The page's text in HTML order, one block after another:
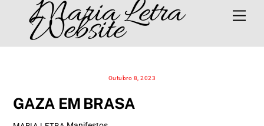
content
Maria Letra
Website
Outubro 8, 2023
GAZA EM BRASA